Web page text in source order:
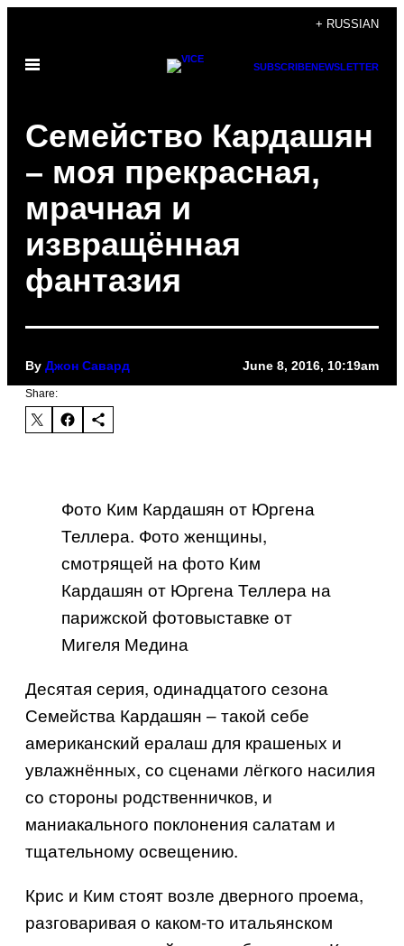
content
+ RUSSIAN
Open
SUBSCRIBENEWSLETTER
Семейство Кардашян
– моя прекрасная,
мрачная и
извращённая
фантазия
By Джон Савард June 8, 2016, 10:19am
Share:
Фото Ким Кардашян от Юргена
Теллера. Фото женщины,
смотрящей на фото Ким
Кардашян от Юргена Теллера на
парижской фотовыставке от
Мигеля Медина
Десятая серия, одинадцатого сезона
Семейства Кардашян – такой себе
американский ералаш для крашеных и
увлажнённых, со сценами лёгкого насилия
со стороны родственничков, и
маниакального поклонения салатам и
тщательному освещению.
Крис и Ким стоят возле дверного проема,
разговаривая о каком-то итальянском